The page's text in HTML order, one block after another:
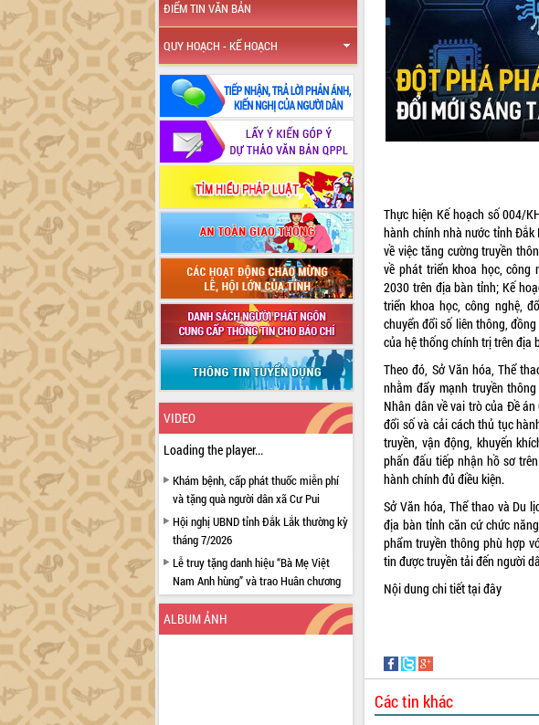
ĐIỂM TIN VĂN BẢN
QUY HOẠCH - KẾ HOẠCH
VIDEO
Loading the player...
Khám bệnh, cấp phát thuốc miễn phí
và tặng quà người dân xã Cư Pui
Hội nghị UBND tỉnh Đắk Lắk thường kỳ
tháng 7/2026
Lễ truy tặng danh hiệu “Bà Mẹ Việt
Nam Anh hùng” và trao Huân chương
Lao động
UBND tỉnh Đắk Lắk triển khai nhiệm
vụ 6 tháng cuối năm 2026
ALBUM ẢNH
Thực hiện Kế hoạch số 004/
hành chính nhà nước tỉnh
về việc tăng cường truyền
về phát triển khoa học, công
2030 trên địa bàn tỉnh; Kế
triển khoa học, công nghệ,
chuyển đổi số liên thông,
của hệ thống chính trị trên địa
Theo đó, Sở Văn hóa, Thể
nhằm đẩy mạnh truyền
Nhân dân về vai trò của Đề
đổi số và cải cách thủ tục
truyền, vận động, khuyến
phấn đấu tiếp nhận hồ sơ
hành chính đủ điều kiện.
Sở Văn hóa, Thể thao và Du
địa bàn tỉnh căn cứ chức
phẩm truyền thông phù hợp
tin được truyền tải đến người
Nội dung chi tiếttại đây
Các tin khác